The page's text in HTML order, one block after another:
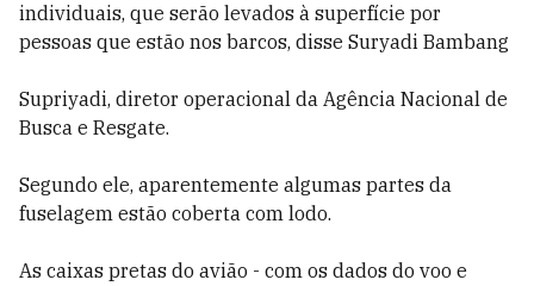
individuais, que serão levados à superfície por
pessoas que estão nos barcos, disse Suryadi Bambang
Supriyadi, diretor operacional da Agência Nacional de
Busca e Resgate.
Segundo ele, aparentemente algumas partes da
fuselagem estão coberta com lodo.
As caixas pretas do avião - com os dados do voo e